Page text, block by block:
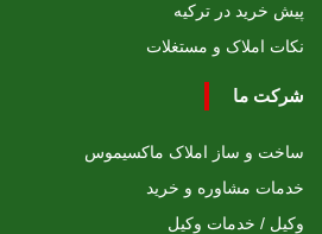
پیش خرید در ترکیه
نکات املاک و مستغلات
شرکت ما
ساخت و ساز املاک ماکسیموس
خدمات مشاوره و خرید
وکیل / خدمات وکیل